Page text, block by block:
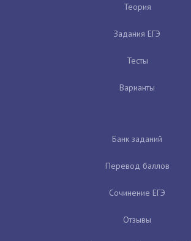
Теория
Задания ЕГЭ
Тесты
Варианты
Банк заданий
Перевод баллов
Сочинение ЕГЭ
Отзывы